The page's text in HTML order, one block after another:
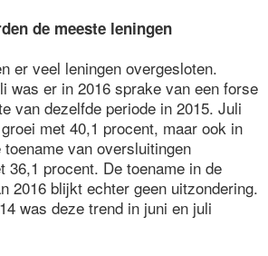
de meeste leningen
er veel leningen overgesloten.
was er in 2016 sprake van een forse
van dezelfde periode in 2015. Juli
met 40,1 procent, maar ook in
van oversluitingen
36,1 procent. De toename in de
2016 blijkt echter geen uitzondering.
was deze trend in juni en juli